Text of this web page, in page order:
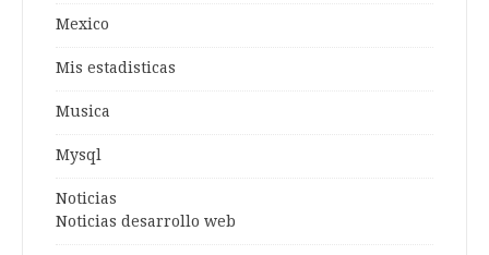
Mexico
Mis estadisticas
Musica
Mysql
Noticias
Noticias desarrollo web